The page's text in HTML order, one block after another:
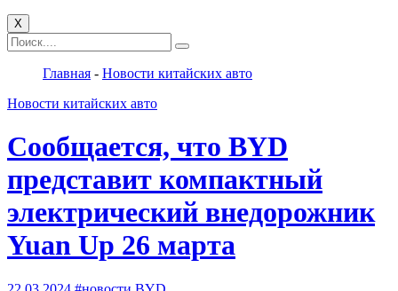
X
Главная - Новости китайских авто
Новости китайских авто
Сообщается, что BYD
представит компактный
электрический внедорожник
Yuan Up 26 марта